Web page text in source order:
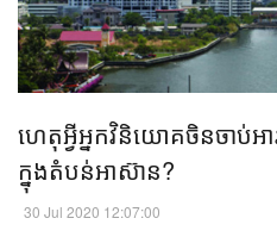
ហេតុអ្វី​អ្នក​វិនិយោគ​ចិនចាប់អ
ក្នុង​តំបន់​អាស៊ាន?​
30 Jul 2020 12:07:00